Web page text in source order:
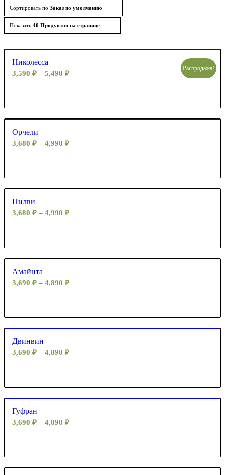
Сортировать по Заказ по умолчанию
Показать 40 Продуктов на странице
Николесса
3,590 ₽ – 5,490 ₽
Распродажа!
Орчели
3,680 ₽ – 4,990 ₽
Пилви
3,680 ₽ – 4,990 ₽
Амайнта
3,690 ₽ – 4,890 ₽
Двинвин
3,690 ₽ – 4,890 ₽
Гуфран
3,690 ₽ – 4,890 ₽